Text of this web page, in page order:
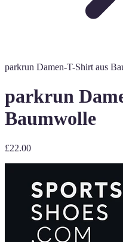
parkrun Damen-T-Shirt aus
parkrun
Baumwolle
£22.00